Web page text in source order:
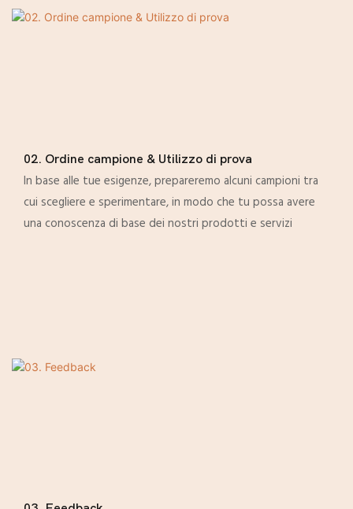
02. Ordine campione & Utilizzo di prova
In base alle tue esigenze, prepareremo alcuni campioni tra
cui scegliere e sperimentare, in modo che tu possa avere
una conoscenza di base dei nostri prodotti e servizi